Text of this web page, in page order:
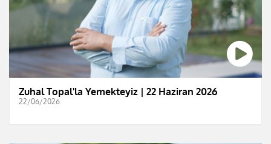
Zuhal Topal'la Yemekteyiz | 22 Haziran 2026
22/06/2026